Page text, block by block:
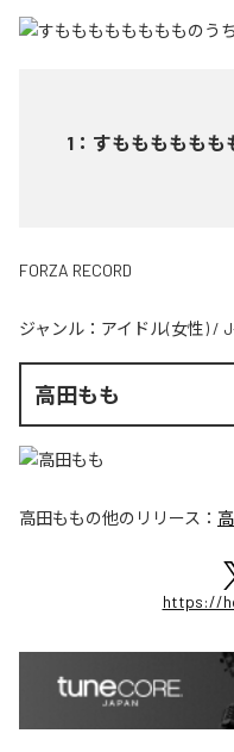
1 ： すもももももも
FORZA RECORD
ジャンル： アイドル(女性) /
高田もも
高田ももの他のリリース：
https://